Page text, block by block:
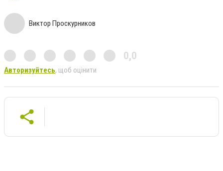
Виктор Проскурников
0,0
Авторизуйтесь, щоб оцінити